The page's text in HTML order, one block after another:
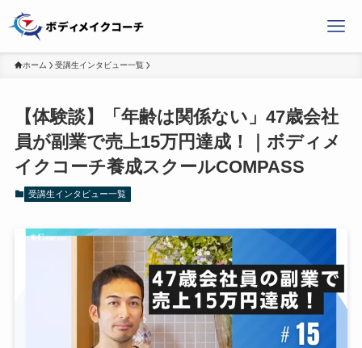
ホーム 受講生インタビュー一覧
【体験談】「年齢は関係ない」47歳会社
員が副業で売上15万円達成！｜ボディメ
イクコーチ養成スクールCOMPASS
受講生インタビュー一覧